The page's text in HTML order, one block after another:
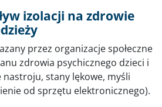
izolacji na zdrowie
przez organizacje społeczne
zdrowia psychicznego dzieci i
nastroju, stany lękowe, myśli
od sprzętu elektronicznego).